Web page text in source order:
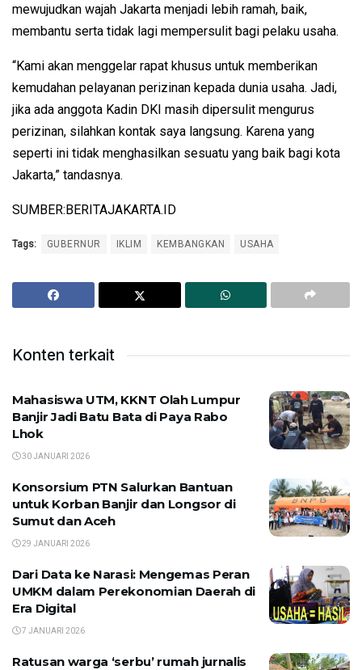
mewujudkan wajah Jakarta menjadi lebih ramah, baik,
membantu serta tidak lagi mempersulit bagi pelaku usaha.
“Kami akan menggelar rapat khusus untuk memberikan
kemudahan pelayanan perizinan kepada dunia usaha. Jadi,
jika ada anggota Kadin DKI masih dipersulit mengurus
perizinan, silahkan kontak saya langsung. Karena yang
seperti ini tidak menghasilkan sesuatu yang baik bagi kota
Jakarta,” tandasnya.
SUMBER:BERITAJAKARTA.ID
Tags: GUBERNUR IKLIM KEMBANGKAN USAHA
Konten terkait
Mahasiswa UTM, KKNT Olah Lumpur
Banjir Jadi Batu Bata di Paya Rabo
Lhok
30 JANUARI 2026
Konsorsium PTN Salurkan Bantuan
untuk Korban Banjir dan Longsor di
Sumut dan Aceh
29 JANUARI 2026
Dari Data ke Narasi: Mengemas Peran
UMKM dalam Perekonomian Daerah di
Era Digital
7 JANUARI 2026
Ratusan warga ‘serbu’ rumah jurnalis